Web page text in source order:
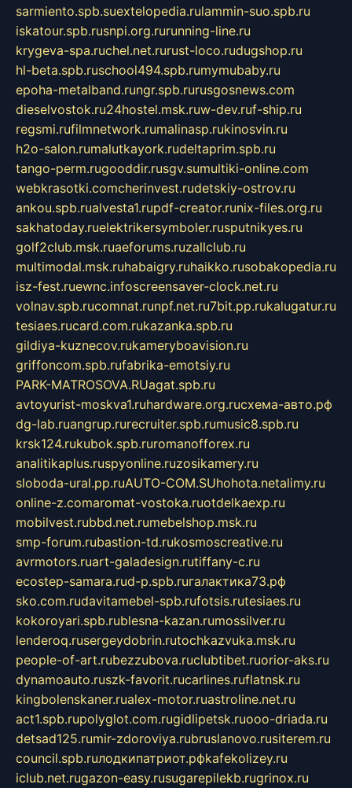
sarmiento.spb.suextelopedia.rulammin-suo.spb.ru
iskatour.spb.rusnpi.org.rurunning-line.ru
krygeva-spa.ruchel.net.rurust-loco.rudugshop.ru
hl-beta.spb.ruschool494.spb.rumymubaby.ru
epoha-metalband.rungr.spb.rurusgosnews.com
dieselvostok.ru24hostel.msk.ruw-dev.ruf-ship.ru
regsmi.rufilmnetwork.rumalinasp.rukinosvin.ru
h2o-salon.rumalutkayork.rudeltaprim.spb.ru
tango-perm.rugooddir.rusgv.sumultiki-online.com
webkrasotki.comcherinvest.rudetskiy-ostrov.ru
ankou.spb.rualvesta1.rupdf-creator.runix-files.org.ru
sakhatoday.ruelektrikersymboler.rusputnikyes.ru
golf2club.msk.ruaeforums.ruzallclub.ru
multimodal.msk.ruhabaigry.ruhaikko.rusobakopedia.ru
isz-fest.ruewnc.infoscreensaver-clock.net.ru
volnav.spb.rucomnat.runpf.net.ru7bit.pp.rukalugatur.ru
tesiaes.rucard.com.rukazanka.spb.ru
gildiya-kuznecov.rukameryboavision.ru
griffoncom.spb.rufabrika-emotsiy.ru
PARK-MATROSOVA.RUagat.spb.ru
avtoyurist-moskva1.ruhardware.org.ruсхема-авто.рф
dg-lab.ruangrup.rurecruiter.spb.rumusic8.spb.ru
krsk124.rukubok.spb.ruromanofforex.ru
analitikaplus.ruspyonline.ruzosikamery.ru
sloboda-ural.pp.ruAUTO-COM.SUhohota.netalimy.ru
online-z.comaromat-vostoka.ruotdelkaexp.ru
mobilvest.rubbd.net.rumebelshop.msk.ru
smp-forum.rubastion-td.rukosmoscreative.ru
avrmotors.ruart-galadesign.rutiffany-c.ru
ecostep-samara.rud-p.spb.ruгалактика73.рф
sko.com.rudavitamebel-spb.rufotsis.rutesiaes.ru
kokoroyari.spb.rublesna-kazan.rumossilver.ru
lenderoq.rusergeydobrin.rutochkazvuka.msk.ru
people-of-art.rubezzubova.ruclubtibet.ruorior-aks.ru
dynamoauto.ruszk-favorit.rucarlines.ruflatnsk.ru
kingbolenskaner.rualex-motor.ruastroline.net.ru
act1.spb.rupolyglot.com.rugidlipetsk.ruooo-driada.ru
detsad125.rumir-zdoroviya.rubruslanovo.rusiterem.ru
council.spb.ruлодкипатриот.рфkafekolizey.ru
iclub.net.rugazon-easy.rusugarepilekb.rugrinox.ru